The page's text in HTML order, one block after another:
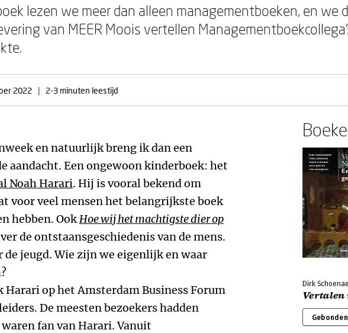
lezen we meer dan alleen managementboeken, en we
van MEER Moois vertellen
2022 | 2-3 minuten leestijd
en natuurlijk breng ik dan een
aandacht. Een ongewoon kinderboek: het
Noah Harari. Hij is vooral bekend om
voor veel mensen het belangrijkste boek
hebben. OokHoe wij het machtigste dier op
de ontstaansgeschiedenis van de mens.
de jeugd. Wie zijn we eigenlijk en waar
Harari op het Amsterdam Business Forum
De meesten bezoekers hadden
fan van Harari. Vanuit
Dirk
Vertalen